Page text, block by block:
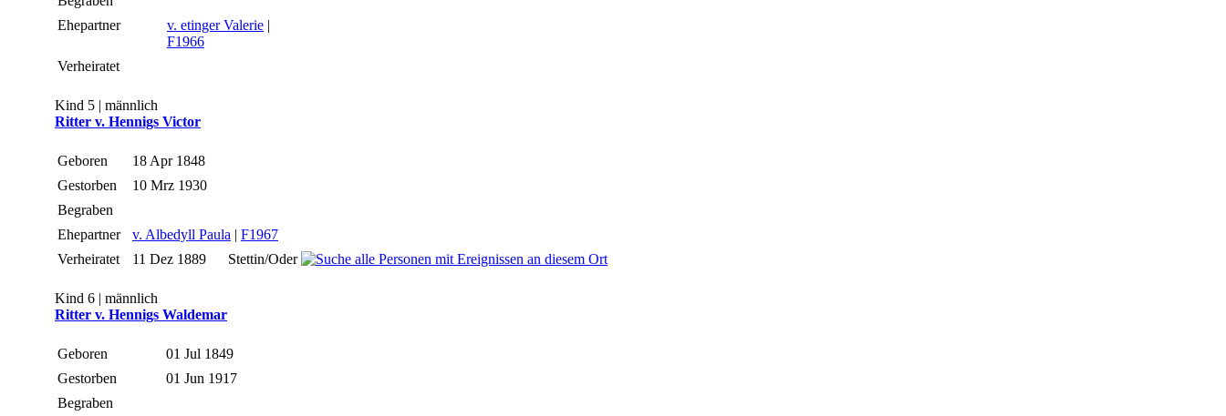
Ehepartner
v. etinger Valerie |
F1966
Verheiratet
Kind 5 | männlich
Ritter v. Hennigs Victor
Geboren
18 Apr 1848
Gestorben
10 Mrz 1930
Begraben
Ehepartner
v. Albedyll Paula | F1967
Verheiratet
11 Dez 1889 Stettin/Oder
Kind 6 | männlich
Ritter v. Hennigs Waldemar
Geboren
01 Jul 1849
Gestorben
01 Jun 1917
Begraben